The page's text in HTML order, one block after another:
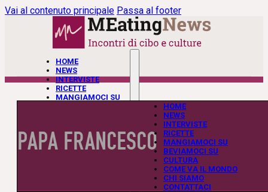
Vai al contenuto principale Passa al footer
HOME
NEWS
INTERVISTE
RICETTE
MANGIAMOCI SU
CHI SIAMO
CONTATTACI
HOME
NEWS
INTERVISTE
RICETTE
MANGIAMOCI SU
BEVIAMOCI SU
CULTURA
COME VA IL MONDO
CHI SIAMO
CONTATTACI
PAPA FRANCESCO